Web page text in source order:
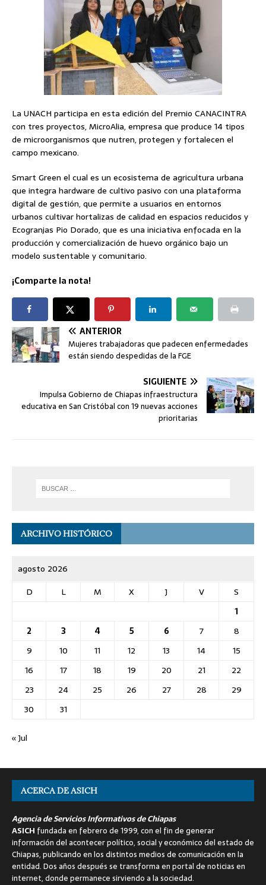
La UNACH participa en esta edición del Premio CANACINTRA
con tres proyectos, MicroAlia, empresa que produce 14 tipos
de microorganismos que nutren, protegen y fortalecen el
campo mexicano.
Smart Green el cual es un ecosistema de agricultura urbana
que integra hardware de cultivo pasivo con una plataforma
digital de gestión, que permite a usuarios en entornos
urbanos cultivar hortalizas de calidad en espacios reducidos y
Ecogranjas Pio Dorado, que es una iniciativa enfocada en la
producción y comercialización de huevo orgánico bajo un
modelo sustentable y comunitario.
¡Comparte la nota!
ANTERIOR
Mujeres trabajadoras que padecen enfermedades
están siendo despedidas de la FGE
SIGUIENTE
Impulsa Gobierno de Chiapas infraestructura
educativa en San Cristóbal con 19 nuevas acciones
prioritarias
ARCHIVO HISTÓRICO
agosto 2026
D
L M X J V
S
1
2
3 4 5 6 7
8
9
10 11 12 13 14
15
16
17 18 19 20 21
22
23
24 25 26 27 28
29
30
31
« Jul
ACERCA DE ASICH
Agencia de Servicios Informativos de Chiapas
ASICH fundada en febrero de 1999, con el fin de generar
información del acontecer político, social y económico del estado de
Chiapas, publicando en los distintos medios de comunicación en la
entidad. Dos años después se transforma en portal de noticias en
internet, donde permanece sirviendo a la sociedad.